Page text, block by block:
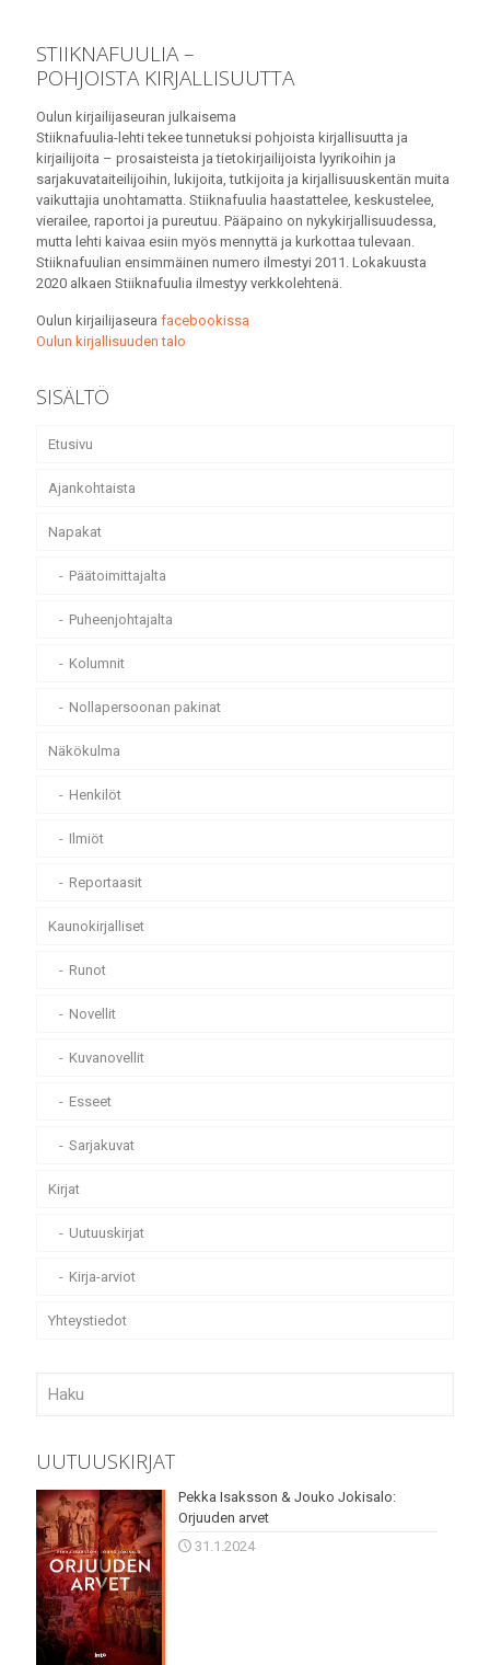
STIIKNAFUULIA –
POHJOISTA KIRJALLISUUTTA
Oulun kirjailijaseuran julkaisema
Stiiknafuulia-lehti tekee tunnetuksi pohjoista kirjallisuutta ja
kirjailijoita – prosaisteista ja tietokirjailijoista lyyrikoihin ja
sarjakuvataiteilijoihin, lukijoita, tutkijoita ja kirjallisuuskentän muita
vaikuttajia unohtamatta. Stiiknafuulia haastattelee, keskustelee,
vierailee, raportoi ja pureutuu. Pääpaino on nykykirjallisuudessa,
mutta lehti kaivaa esiin myös mennyttä ja kurkottaa tulevaan.
Stiiknafuulian ensimmäinen numero ilmestyi 2011. Lokakuusta
2020 alkaen Stiiknafuulia ilmestyy verkkolehtenä.
Oulun kirjailijaseura facebookissa
Oulun kirjallisuuden talo
SISÄLTÖ
Etusivu
Ajankohtaista
Napakat
Päätoimittajalta
Puheenjohtajalta
Kolumnit
Nollapersoonan pakinat
Näkökulma
Henkilöt
Ilmiöt
Reportaasit
Kaunokirjalliset
Runot
Novellit
Kuvanovellit
Esseet
Sarjakuvat
Kirjat
Uutuuskirjat
Kirja-arviot
Yhteystiedot
UUTUUSKIRJAT
Pekka Isaksson & Jouko Jokisalo:
Orjuuden arvet
31.1.2024